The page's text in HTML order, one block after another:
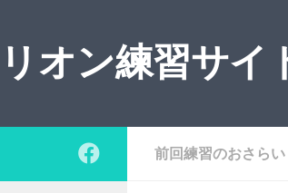
オン練習サイ
前回練習のおさらい